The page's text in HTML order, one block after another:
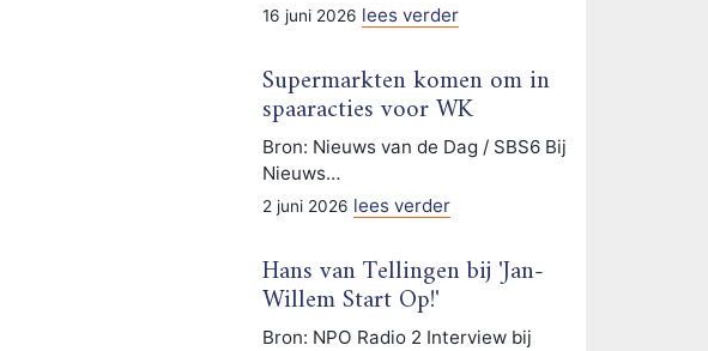
16 juni 2026 lees verder
Supermarkten komen om in
spaaracties voor WK
Bron: Nieuws van de Dag / SBS6 Bij
Nieuws…
2 juni 2026 lees verder
Hans van Tellingen bij 'Jan-
Willem Start Op!'
Bron: NPO Radio 2 Interview bij